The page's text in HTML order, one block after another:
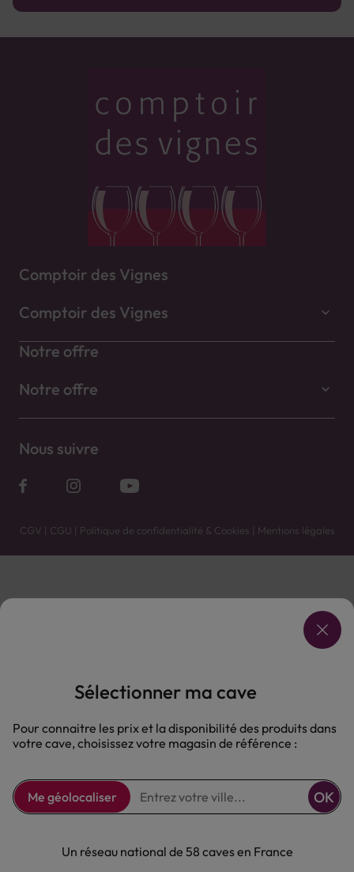
Comptoir des Vignes
Comptoir des Vignes
Notre offre
Notre offre
Nous suivre
CGV | CGU | Politique de confidentialité & Cookies | Mentions légales
Vente uniquement en caves. Contactez votre caviste pour plus de renseignements.
L'ABUS D'ALCOOL EST DANGEREUX POUR LA SANTÉ, À CONSOMMER AVEC MODÉRATION.
Sélectionner ma cave
Pour connaitre les prix et la disponibilité des produits dans
votre cave, choisissez votre magasin de référence :
Me géolocaliser OK
Un réseau national de 58 caves en France